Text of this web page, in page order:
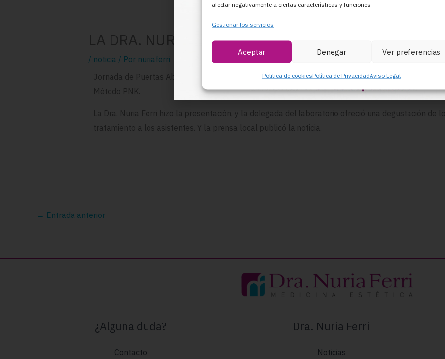
afectar negativamente a ciertas características y funciones.
Gestionar los servicios
Aceptar Denegar Ver preferencias
Politica de cookiesPolítica de PrivacidadAviso Legal
LA DRA. NURIA FERRI DA A CONOCER EL MÉTODO
/ noticia / Por nuriaferri
Jornada de Puertas Abiertas en la Clínica para presentar un tratamiento médico para perder
Método PNK.
La Dra. Nuria Ferri hizo la presentación, y la delegada del laboratorio ofreció una degustación de
tratamiento a los asistentes. Y la prensa local publicó la noticia.
← Entrada anterior
¿Alguna duda?
Contacto
Dra. Nuria Ferri
Noticias